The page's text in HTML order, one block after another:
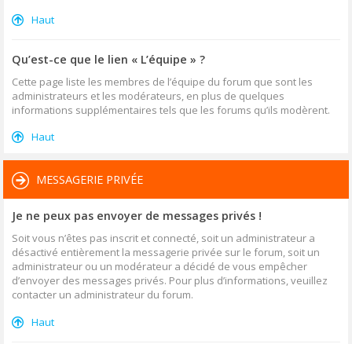
Haut
Qu’est-ce que le lien « L’équipe » ?
Cette page liste les membres de l’équipe du forum que sont les
administrateurs et les modérateurs, en plus de quelques
informations supplémentaires tels que les forums qu’ils modèrent.
Haut
MESSAGERIE PRIVÉE
Je ne peux pas envoyer de messages privés !
Soit vous n’êtes pas inscrit et connecté, soit un administrateur a
désactivé entièrement la messagerie privée sur le forum, soit un
administrateur ou un modérateur a décidé de vous empêcher
d’envoyer des messages privés. Pour plus d’informations, veuillez
contacter un administrateur du forum.
Haut